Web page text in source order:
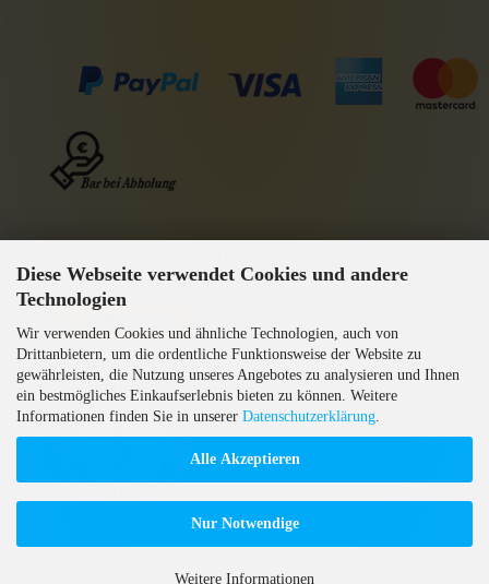
Diese Webseite verwendet Cookies und andere
Technologien
Wir verwenden Cookies und ähnliche Technologien, auch von
Drittanbietern, um die ordentliche Funktionsweise der Website zu
gewährleisten, die Nutzung unseres Angebotes zu analysieren und Ihnen
ein bestmögliches Einkaufserlebnis bieten zu können. Weitere
Informationen finden Sie in unserer Datenschutzerklärung
Alle Akzeptieren
Nur Notwendige
Weitere Informationen
GEPRÜFTE AGB